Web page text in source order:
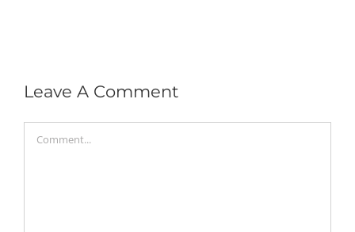
Leave A Comment